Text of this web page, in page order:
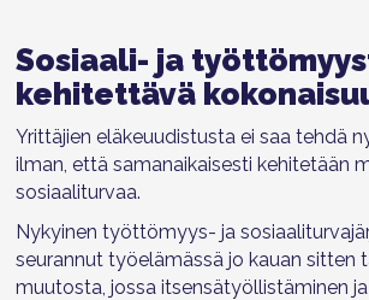
Sosiaali- ja
kehitettävä
Yrittäjien eläkeuudistusta ei saa tehdä
ilman, että samanaikaisesti kehitetään
sosiaaliturvaa.
Nykyinen työttömyys- ja
seurannut työelämässä jo kauan sitten
muutosta, jossa itsensätyöllistäminen